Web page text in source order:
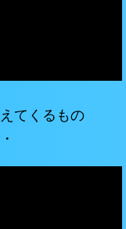
てくるもの